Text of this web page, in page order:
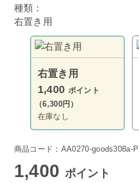
種類：
右置き用
右置き用
1,400 ポイント
（6,300円）
在庫なし
商品コード：AA0270-goods308a-P
1,400 ポイント